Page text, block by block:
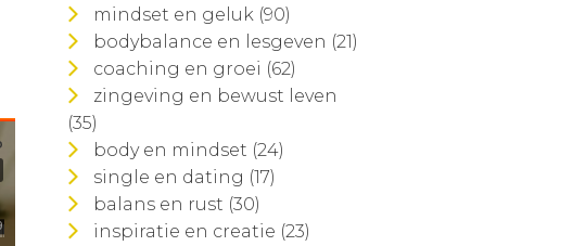
mindset en geluk (90)
bodybalance en lesgeven (21)
coaching en groei (62)
zingeving en bewust leven
(35)
body en mindset (24)
single en dating (17)
balans en rust (30)
inspiratie en creatie (23)